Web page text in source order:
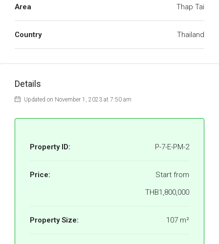
Area Thap Tai
Country Thailand
Details
Updated on November 1, 2023 at 7:50 am
Property ID: P-7-E-PM-2
Price:
Start from
THB1,800,000
Property Size: 107 m²